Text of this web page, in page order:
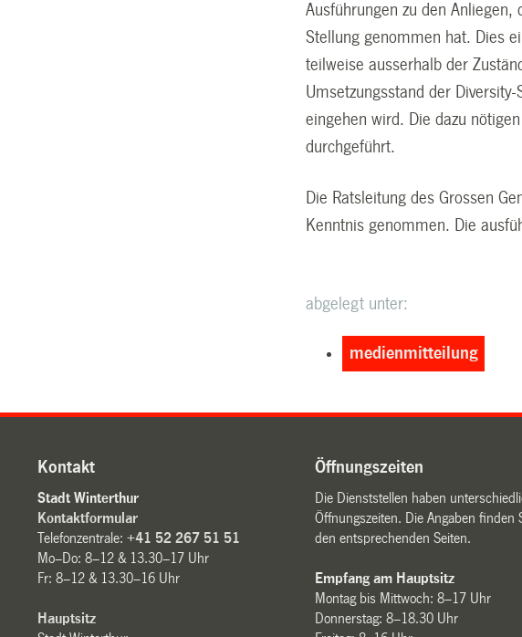
Ausführungen zu den
Stellung genommen hat. Dies
teilweise ausserhalb der
Umsetzungsstand der
eingehen wird. Die dazu
durchgeführt.
Die Ratsleitung des Grossen
Kenntnis genommen. Die
abgelegt unter:
medienmitteilung
Kontakt
Stadt Winterthur
Kontaktformular
Telefonzentrale:+41 52 267 51 51
Mo–Do: 8–12 & 13.30–17 Uhr
Fr: 8–12 & 13.30–16 Uhr
Hauptsitz
Öffnungszeiten
Die Dienststellen haben
Öffnungszeiten. Die Angaben finden
den entsprechenden Seiten.
Empfang am Hauptsitz
Montag bis Mittwoch: 8–17 Uhr
Donnerstag: 8–18.30 Uhr